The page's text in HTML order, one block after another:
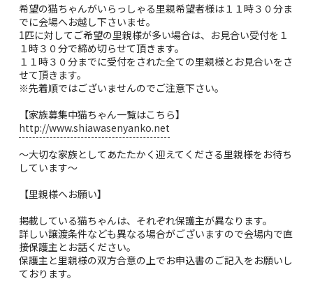
希望の猫ちゃんがいらっしゃる里親希望者様は１１時３０分ま
でに会場へお越し下さいませ。
1匹に対してご希望の里親様が多い場合は、お見合い受付を１
１時３０分で締め切らせて頂きます。
１１時３０分までに受付をされた全ての里親様とお見合いをさ
せて頂きます。
※先着順ではございませんのでご注意下さい。
【家族募集中猫ちゃん一覧はこちら】
http://www.shiawasenyanko.net
〜大切な家族としてあたたかく迎えてくださる里親様をお待ち
しています〜
【里親様へお願い】
掲載している猫ちゃんは、それぞれ保護主が異なります。
詳しい譲渡条件なども異なる場合がございますので会場内で直
接保護主とお話ください。
保護主と里親様の双方合意の上でお申込書のご記入をお願いし
ております。